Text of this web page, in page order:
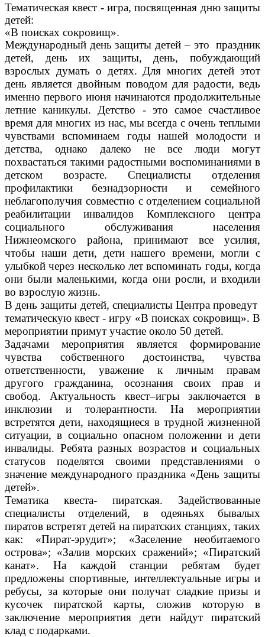
Тематическая квест - игра, посвященная дню защиты
детей:
«В поисках сокровищ».
Международный день защиты детей – это праздник
детей, день их защиты, день, побуждающий
взрослых думать о детях. Для многих детей этот
день является двойным поводом для радости, ведь
именно первого июня начинаются продолжительные
летние каникулы. Детство - это самое счастливое
время для многих из нас, мы всегда с очень теплыми
чувствами вспоминаем годы нашей молодости и
детства, однако далеко не все люди могут
похвастаться такими радостными воспоминаниями в
детском возрасте. Специалисты отделения
профилактики безнадзорности и семейного
неблагополучия совместно с отделением социальной
реабилитации инвалидов Комплексного центра
социального обслуживания населения
Нижнеомского района, принимают все усилия,
чтобы наши дети, дети нашего времени, могли с
улыбкой через несколько лет вспоминать годы, когда
они были маленькими, когда они росли, и входили
во взрослую жизнь.
В день защиты детей, специалисты Центра проведут
тематическую квест - игру «В поисках сокровищ». В
мероприятии примут участие около 50 детей.
Задачами мероприятия является формирование
чувства собственного достоинства, чувства
ответственности, уважение к личным правам
другого гражданина, осознания своих прав и
свобод. Актуальность квест–игры заключается в
инклюзии и толерантности. На мероприятии
встретятся дети, находящиеся в трудной жизненной
ситуации, в социально опасном положении и дети
инвалиды. Ребята разных возрастов и социальных
статусов поделятся своими представлениями о
значение международного праздника «День защиты
детей».
Тематика квеста- пиратская. Задействованные
специалисты отделений, в одеяньях бывалых
пиратов встретят детей на пиратских станциях, таких
как: «Пират-эрудит»; «Заселение необитаемого
острова»; «Залив морских сражений»; «Пиратский
канат». На каждой станции ребятам будет
предложены спортивные, интеллектуальные игры и
ребусы, за которые они получат сладкие призы и
кусочек пиратской карты, сложив которую в
заключение мероприятия дети найдут пиратский
клад с подарками.